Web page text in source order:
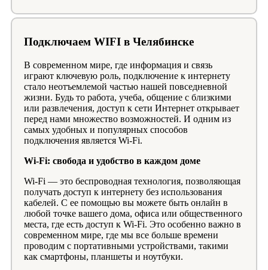
Подключаем WIFI в Челябинске
В современном мире, где информация и связь
играют ключевую роль, подключение к интернету
стало неотъемлемой частью нашей повседневной
жизни. Будь то работа, учеба, общение с близкими
или развлечения, доступ к сети Интернет открывает
перед нами множество возможностей. И одним из
самых удобных и популярных способов
подключения является Wi-Fi.
Wi-Fi: свобода и удобство в каждом доме
Wi-Fi — это беспроводная технология, позволяющая
получать доступ к интернету без использования
кабелей. С ее помощью вы можете быть онлайн в
любой точке вашего дома, офиса или общественного
места, где есть доступ к Wi-Fi. Это особенно важно в
современном мире, где мы все больше времени
проводим с портативными устройствами, такими
как смартфоны, планшеты и ноутбуки.